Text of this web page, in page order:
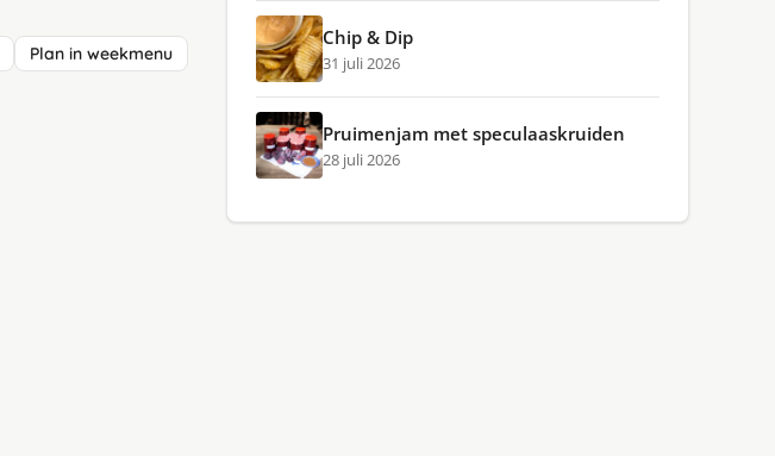
Plan in weekmenu
Chip & Dip
31 juli 2026
Pruimenjam met speculaaskruiden
28 juli 2026